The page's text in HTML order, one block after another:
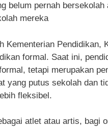
belum pernah bersekolah
mereka
Kementerian Pendidikan,
formal. Saat ini,
tetapi merupakan
yang putus sekolah dan
fleksibel.
atlet atau artis, bagi